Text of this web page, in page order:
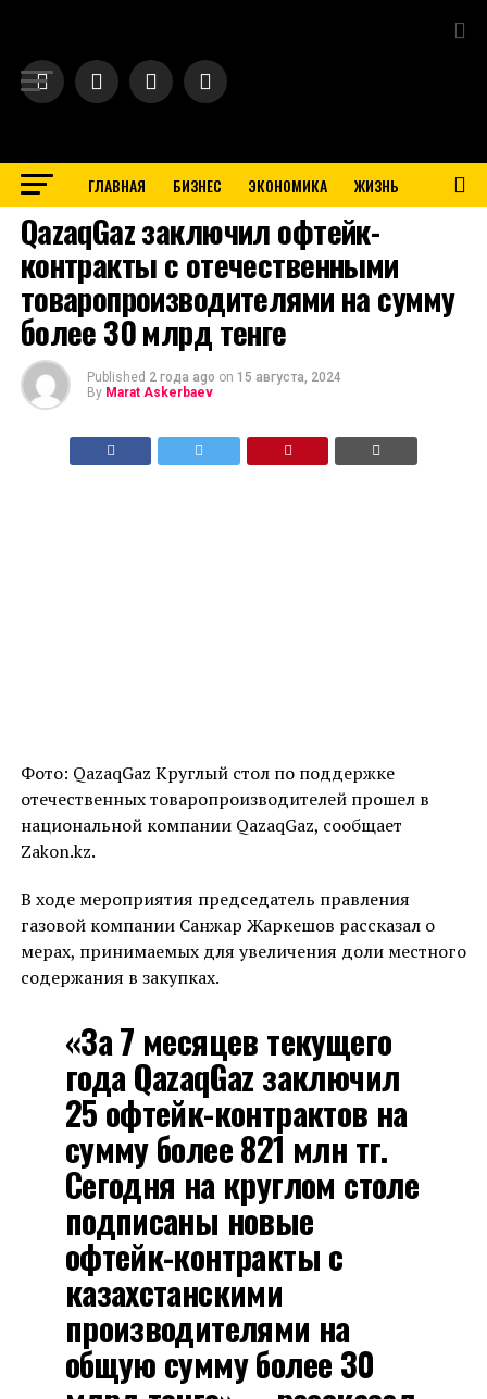
ГЛАВНАЯ БИЗНЕС ЭКОНОМИКА ЖИЗНЬ
BUSINESS
QazaqGaz заключил офтейк-
контракты с отечественными
товаропроизводителями на сумму
более 30 млрд тенге
Published 2 года ago on 15 августа, 2024
By Marat Askerbaev
Фото: QazaqGaz Круглый стол по поддержке
отечественных товаропроизводителей прошел в
национальной компании QazaqGaz, сообщает
Zakon.kz.
В ходе мероприятия председатель правления
газовой компании Санжар Жаркешов рассказал о
мерах, принимаемых для увеличения доли местного
содержания в закупках.
«За 7 месяцев текущего
года QazaqGaz заключил
25 офтейк-контрактов на
сумму более 821 млн тг.
Сегодня на круглом столе
подписаны новые
офтейк-контракты с
казахстанскими
производителями на
общую сумму более 30